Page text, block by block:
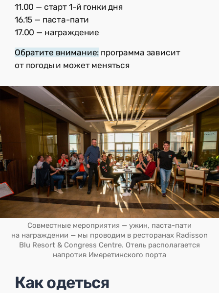
11.00 — старт 1-й гонки дня
16.15 — паста-пати
17.00 — награждение
Обратите внимание: программа зависит
от погоды и может меняться
Совместные мероприятия — ужин, паста-пати
на награждении — мы проводим в ресторанах Radisson
Blu Resort & Congress Centre. Отель располагается
напротив Имеретинского порта
Как одеться